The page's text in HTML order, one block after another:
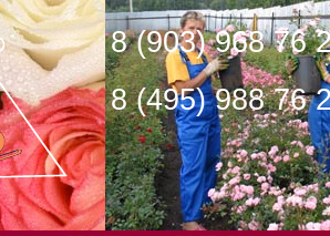
8 (903) 968 76
8 (495) 988 76